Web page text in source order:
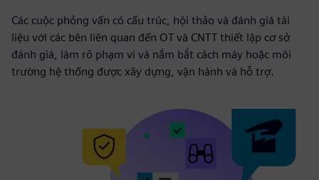
Các cuộc phỏng vấn có cấu trúc, hội thảo và đánh giá tài
liệu với các bên liên quan đến OT và CNTT thiết lập cơ sở
đánh giá, làm rõ phạm vi và nắm bắt cách máy hoặc môi
trường hệ thống được xây dựng, vận hành và hỗ trợ.